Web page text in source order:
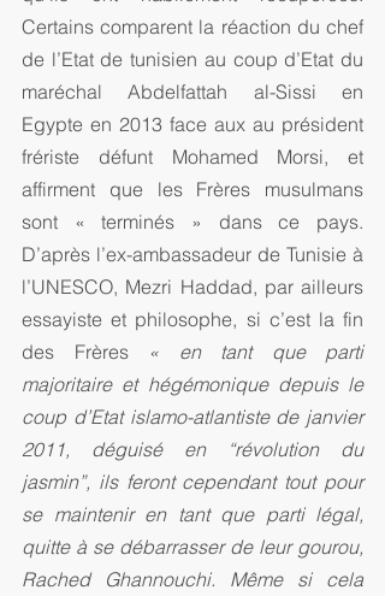
Certains comparent la réaction du chef
de l’Etat de tunisien au coup d’Etat du
maréchal Abdelfattah al-Sissi en
Egypte en 2013 face aux au président
frériste défunt Mohamed Morsi, et
affirment que les Frères musulmans
sont « terminés » dans ce pays.
D’après l’ex-ambassadeur de Tunisie à
l’UNESCO, Mezri Haddad, par ailleurs
essayiste et philosophe, si c’est la fin
des Frères
« en tant que parti
majoritaire et hégémonique depuis le
coup d’Etat islamo-atlantiste de janvier
2011, déguisé en “révolution du
jasmin”, ils feront cependant tout pour
se maintenir en tant que parti légal,
quitte à se débarrasser de leur gourou,
Rached Ghannouchi. Même si cela